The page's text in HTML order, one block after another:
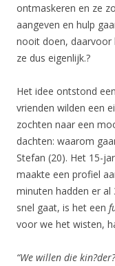
ontmaskeren en ze
aangeven en hulp
nooit doen, daarvoor
ze dus eigenlijk.?
Het idee ontstond
vrienden wilden een
zochten naar een
dachten: waarom
Stefan (20). Het 15-
maakte een profiel
minuten hadden er al
snel gaat, is het een
voor we het wisten,
“We willen die